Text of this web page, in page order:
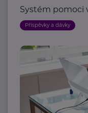
Systém pomoci
Příspěvky a dávky